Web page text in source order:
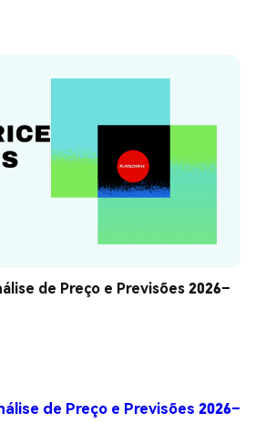
de Preço e Previsões 2026–
de Preço e Previsões 2026–